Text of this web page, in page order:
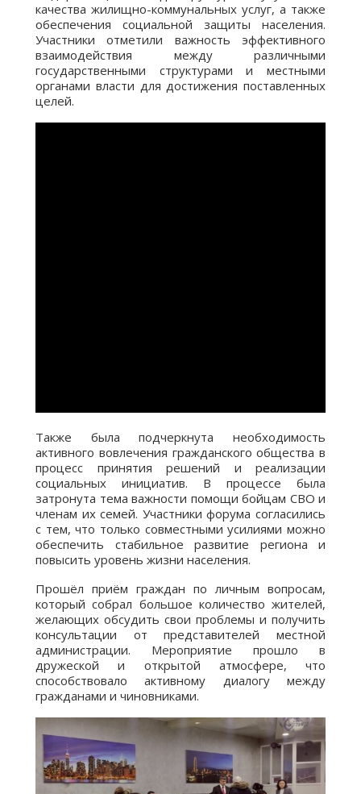
качества жилищно-коммунальных услуг, а также
обеспечения социальной защиты населения.
Участники отметили важность эффективного
взаимодействия между различными
государственными структурами и местными
органами власти для достижения поставленных
целей.
Также была подчеркнута необходимость
активного вовлечения гражданского общества в
процесс принятия решений и реализации
социальных инициатив. В процессе была
затронута тема важности помощи бойцам СВО и
членам их семей. Участники форума согласились
с тем, что только совместными усилиями можно
обеспечить стабильное развитие региона и
повысить уровень жизни населения.
Прошёл приём граждан по личным вопросам,
который собрал большое количество жителей,
желающих обсудить свои проблемы и получить
консультации от представителей местной
администрации. Мероприятие прошло в
дружеской и открытой атмосфере, что
способствовало активному диалогу между
гражданами и чиновниками.